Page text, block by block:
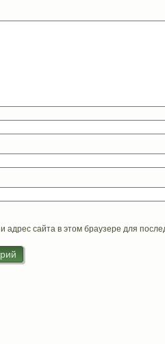
адрес сайта в этом браузере для